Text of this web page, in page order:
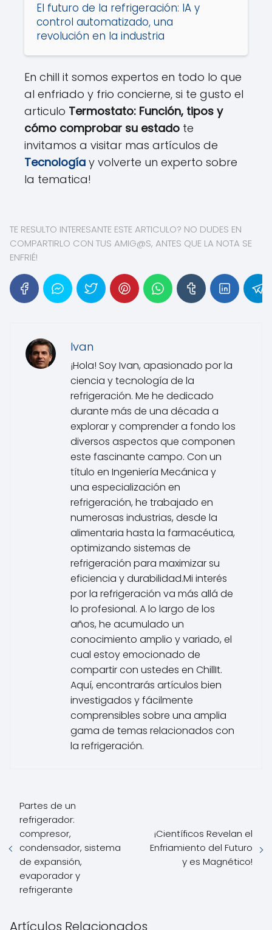
El futuro de la refrigeración: IA y
control automatizado, una
revolución en la industria
En chill it somos expertos en todo lo que
al enfriado y frio concierne, si te gusto el
articulo Termostato: Función, tipos y
cómo comprobar su estado te
invitamos a visitar mas artículos de
Tecnología y volverte un experto sobre
la tematica!
TE RESULTO INTERESANTE ESTE ARTICULO? NO DUDES EN
COMPARTIRLO CON TUS AMIG@S, ANTES QUE LA NOTA SE
ENFRIÉ!
Ivan
¡Hola! Soy Ivan, apasionado por la
ciencia y tecnología de la
refrigeración. Me he dedicado
durante más de una década a
explorar y comprender a fondo los
diversos aspectos que componen
este fascinante campo. Con un
título en Ingeniería Mecánica y
una especialización en
refrigeración, he trabajado en
numerosas industrias, desde la
alimentaria hasta la farmacéutica,
optimizando sistemas de
refrigeración para maximizar su
eficiencia y durabilidad.Mi interés
por la refrigeración va más allá de
lo profesional. A lo largo de los
años, he acumulado un
conocimiento amplio y variado, el
cual estoy emocionado de
compartir con ustedes en ChillIt.
Aquí, encontrarás artículos bien
investigados y fácilmente
comprensibles sobre una amplia
gama de temas relacionados con
la refrigeración.
Partes de un
refrigerador:
compresor,
condensador, sistema
de expansión,
evaporador y
refrigerante
¡Científicos Revelan el
Enfriamiento del Futuro
y es Magnético!